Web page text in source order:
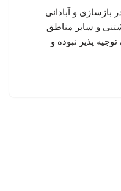
و آبادانی
و سایر مناطق
پذیر نبوده و